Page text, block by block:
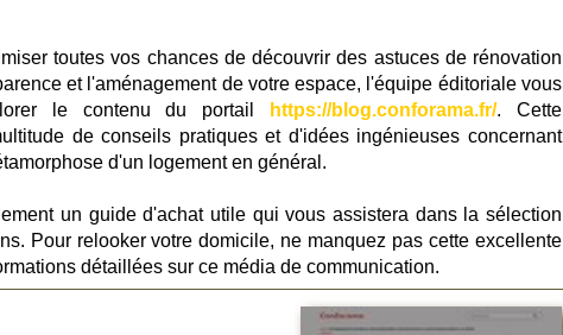
toutes vos chances de découvrir des astuces de rénovation
et l'aménagement de votre espace, l'équipe éditoriale vous
le contenu du portail
https://blog.conforama.fr/. Cette
de conseils pratiques et d'idées ingénieuses concernant
d'un logement en général.
un guide d'achat utile qui vous assistera dans la sélection
Pour relooker votre domicile, ne manquez pas cette excellente
détaillées sur ce média de communication.